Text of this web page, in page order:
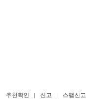
추천확인 신고 스팸신고